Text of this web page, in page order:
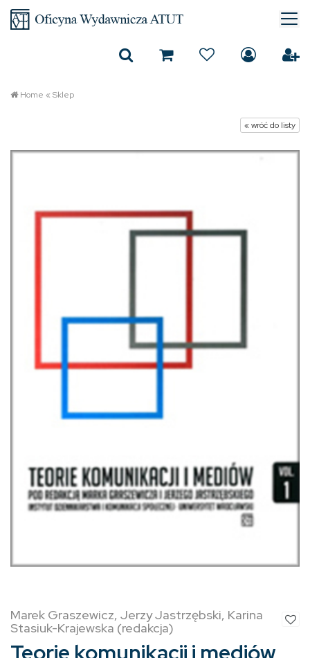
Home «Sklep
« wróć do listy
Marek Graszewicz, Jerzy Jastrzębski, Karina
Stasiuk-Krajewska (redakcja)
Teorie komunikacji i mediów